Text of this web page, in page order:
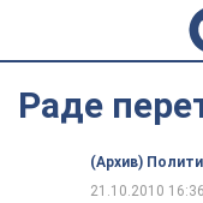
Раде
(Архив)
21.10.2010 16:36